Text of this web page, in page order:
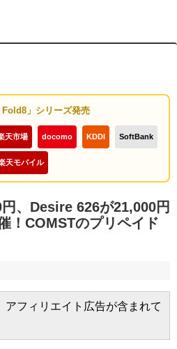
Fold8」シリーズ発売
天市場 docomo KDDI SoftBank
天モバイル
、Desire 626が21,000円
！COMSTのプリペイド
フィリエイト広告が含まれて